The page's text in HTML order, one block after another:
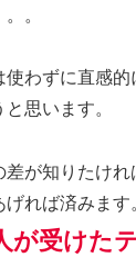
。
使わずに直感
思います。
差が知りたけ
れば済みます
が受けた